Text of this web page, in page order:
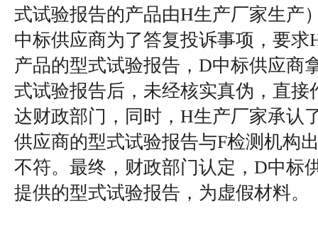
式试验报告的产品由H生产厂家生产
中标供应商为了答复投诉事项，要求
产品的型式试验报告，D中标供应商
式试验报告后，未经核实真伪，直接
达财政部门，同时，H生产厂家承认
供应商的型式试验报告与F检测机构
不符。最终，财政部门认定，D中标
提供的型式试验报告，为虚假材料。